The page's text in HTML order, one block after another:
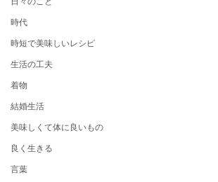
時代
時短で美味しいレシピ
生活の工夫
着物
結婚生活
美味しくて体に良いもの
良く生きる
言葉